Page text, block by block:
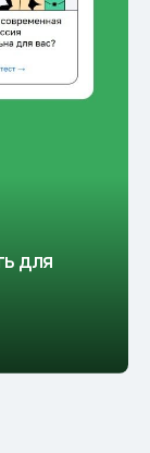
для